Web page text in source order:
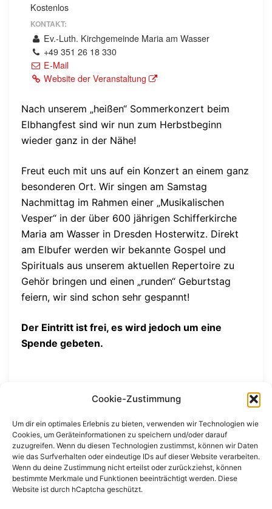
Cookie-Zustimmung
Um dir ein optimales Erlebnis zu bieten, verwenden wir Technologien wie
Cookies, um Geräteinformationen zu speichern und/oder darauf
zuzugreifen. Wenn du diesen Technologien zustimmst, können wir Daten
wie das Surfverhalten oder eindeutige IDs auf dieser Website verarbeiten.
Wenn du deine Zustimmung nicht erteilst oder zurückziehst, können
bestimmte Merkmale und Funktionen beeinträchtigt werden. Diese
Website ist durch hCaptcha geschützt.
Kostenlos
KONTAKT:
Ev.-Luth. Kirchgemeinde Maria am Wasser
+49 351 26 18 330
E-Mail
Website der Veranstaltung
Nach unserem „heißen“ Sommerkonzert beim
Elbhangfest sind wir nun zum Herbstbeginn
wieder ganz in der Nähe!
Freut euch mit uns auf ein Konzert an einem ganz
besonderen Ort. Wir singen am Samstag
Nachmittag im Rahmen einer „Musikalischen
Vesper“ in der über 600 jährigen Schifferkirche
Maria am Wasser in Dresden Hosterwitz. Direkt
am Elbufer werden wir bekannte Gospel und
Spirituals aus unserem aktuellen Repertoire zu
Gehör bringen und einen „runden“ Geburtstag
feiern, wir sind schon sehr gespannt!
Der Eintritt ist frei, es wird jedoch um eine
Spende gebeten.
Beitragsnavigation
St. Pauli Ruine
Benefizkonzert Dresden-Zschachwitz